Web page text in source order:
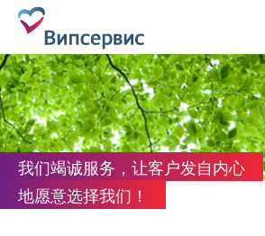
我们竭诚服务，让客户发自内心
地愿意选择我们！